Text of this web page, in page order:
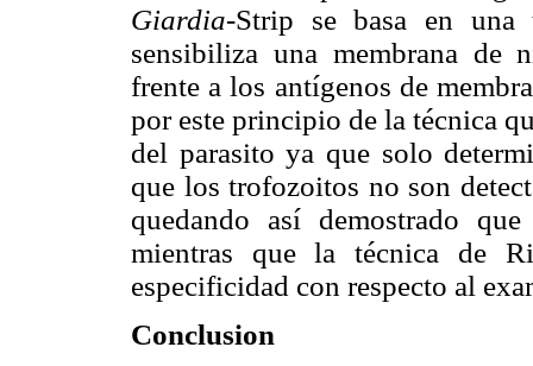
Giardia-Strip se basa en una
sensibiliza una membrana de
frente a los antígenos de
por este principio de la técnica
del parasito ya que solo
que los trofozoitos no son
quedando así demostrado
mientras que la técnica de
especificidad con respecto al
Conclusion